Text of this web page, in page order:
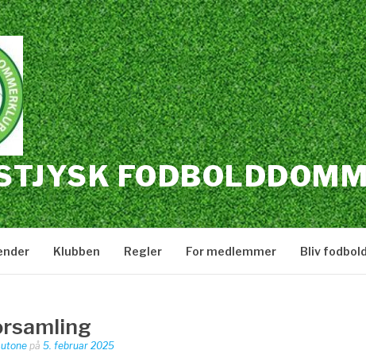
Klubben Regler For medlemmer Bliv
på 5. februar 2025